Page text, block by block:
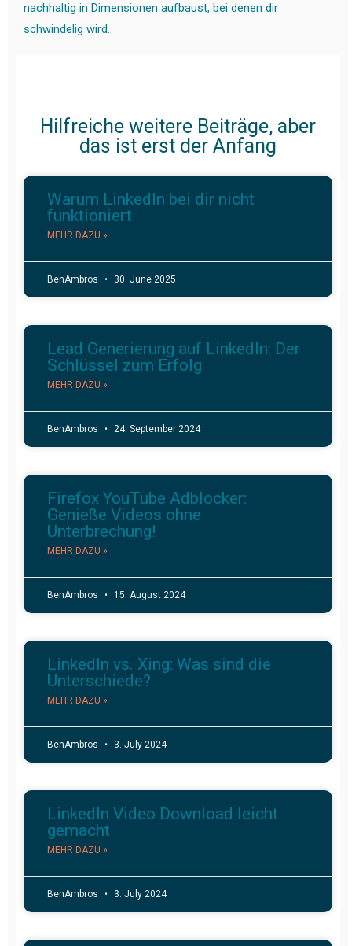
nachhaltig in Dimensionen aufbaust, bei denen dir
schwindelig wird.
Hilfreiche weitere Beiträge, aber
das ist erst der Anfang
Warum LinkedIn bei dir nicht
funktioniert
MEHR DAZU »
BenAmbros 30. June 2025
Lead Generierung auf LinkedIn: Der
Schlüssel zum Erfolg
MEHR DAZU »
BenAmbros 24. September 2024
Firefox YouTube Adblocker:
Genieße Videos ohne
Unterbrechung!
MEHR DAZU »
BenAmbros 15. August 2024
LinkedIn vs. Xing: Was sind die
Unterschiede?
MEHR DAZU »
BenAmbros 3. July 2024
LinkedIn Video Download leicht
gemacht
MEHR DAZU »
BenAmbros 3. July 2024